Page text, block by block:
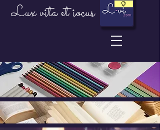
Lux vita et iocus